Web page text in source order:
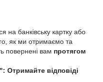
на банківську картку або
як ми отримаємо та
повернені вам протягом
Отримайте відповіді